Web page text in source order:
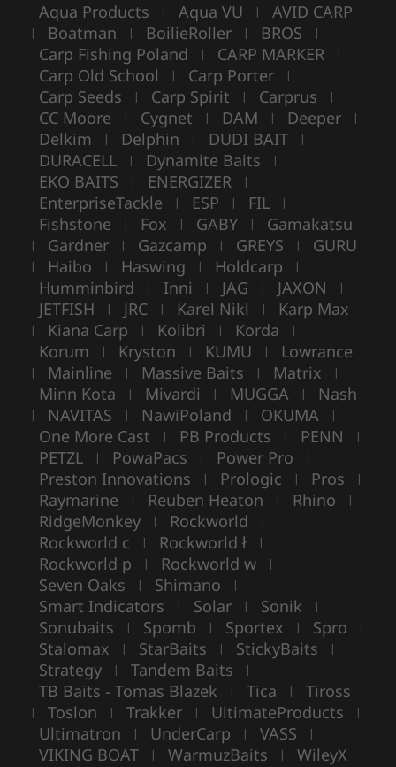
Aqua Products | Aqua VU | AVID CARP
| Boatman | BoilieRoller | BROS |
Carp Fishing Poland | CARP MARKER |
Carp Old School | Carp Porter |
Carp Seeds | Carp Spirit | Carprus |
CC Moore | Cygnet | DAM | Deeper |
Delkim | Delphin | DUDI BAIT |
DURACELL | Dynamite Baits |
EKO BAITS | ENERGIZER |
EnterpriseTackle | ESP | FIL |
Fishstone | Fox | GABY | Gamakatsu
| Gardner | Gazcamp | GREYS | GURU
| Haibo | Haswing | Holdcarp |
Humminbird | Inni | JAG | JAXON |
JETFISH | JRC | Karel Nikl | Karp Max
| Kiana Carp | Kolibri | Korda |
Korum | Kryston | KUMU | Lowrance
| Mainline | Massive Baits | Matrix |
Minn Kota | Mivardi | MUGGA | Nash
| NAVITAS | NawiPoland | OKUMA |
One More Cast | PB Products | PENN |
PETZL | PowaPacs | Power Pro |
Preston Innovations | Prologic | Pros |
Raymarine | Reuben Heaton | Rhino |
RidgeMonkey | Rockworld |
Rockworld c | Rockworld ł |
Rockworld p | Rockworld w |
Seven Oaks | Shimano |
Smart Indicators | Solar | Sonik |
Sonubaits | Spomb | Sportex | Spro |
Stalomax | StarBaits | StickyBaits |
Strategy | Tandem Baits |
TB Baits - Tomas Blazek | Tica | Tiross
| Toslon | Trakker | UltimateProducts |
Ultimatron | UnderCarp | VASS |
VIKING BOAT | WarmuzBaits | WileyX